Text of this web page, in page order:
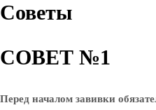
Советы
СОВЕТ №1
Перед началом завивки